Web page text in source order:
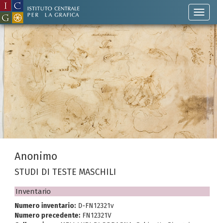
Anonimo
STUDI DI TESTE MASCHILI
Inventario
Numero inventario: D-FN12321v
Numero precedente: FN12321V